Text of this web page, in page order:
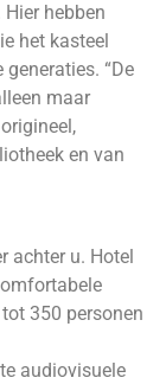
hebben
het kasteel
“De
maar
en van
achter u. Hotel
350 personen
audiovisuele